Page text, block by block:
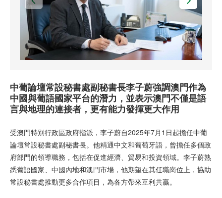
中葡論壇常設秘書處副秘書長李子蔚強調澳門作為
中國與葡語國家平台的潛力，並表示澳門不僅是語
言與地理的連接者，更有能力發揮更大作用
受澳門特別行政區政府指派，李子蔚自2025年7月1日起擔任中葡
論壇常設秘書處副秘書長。他精通中文和葡萄牙語，曾擔任多個政
府部門的領導職務，包括在促進經濟、貿易和投資領域。李子蔚熟
悉葡語國家、中國內地和澳門市場，他期望在其任職崗位上，協助
常設秘書處推動更多合作項目，為各方帶來互利共贏。